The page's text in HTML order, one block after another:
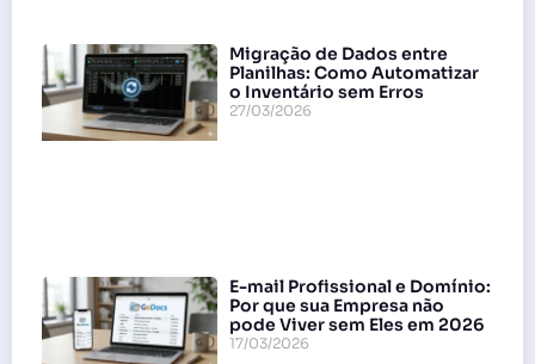
Migração de Dados entre
Planilhas: Como Automatizar
o Inventário sem Erros
27/03/2026
E-mail Profissional e Domínio:
Por que sua Empresa não
pode Viver sem Eles em 2026
17/03/2026